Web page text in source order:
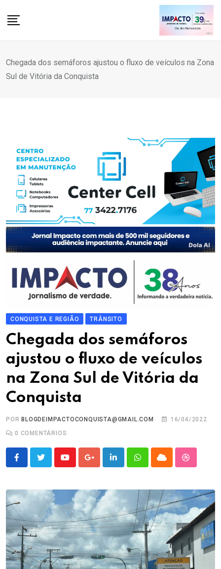
Chegada dos semáforos ajustou o fluxo de veículos na Zona
Sul de Vitória da Conquista
CONQUISTA E REGIÃO TRÂNSITO
Chegada dos semáforos
ajustou o fluxo de veículos
na Zona Sul de Vitória da
Conquista
POR BLOGDEIMPACTOCONQUISTA@GMAIL.COM
16/04/2022
0 COMENTÁRIOS
YoutubeGoogle+LinkedInWhatsappCloud